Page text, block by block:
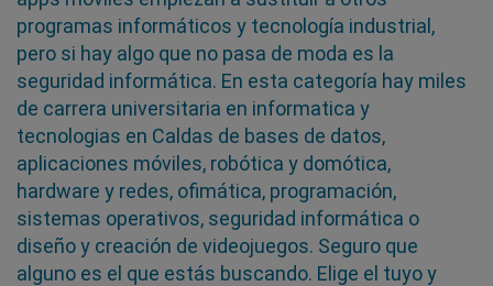
programas informáticos y tecnología industrial,
pero si hay algo que no pasa de moda es la
seguridad informática. En esta categoría hay miles
de carrera universitaria en informatica y
tecnologias en Caldas de bases de datos,
aplicaciones móviles, robótica y domótica,
hardware y redes, ofimática, programación,
sistemas operativos, seguridad informática o
diseño y creación de videojuegos. Seguro que
alguno es el que estás buscando. Elige el tuyo y